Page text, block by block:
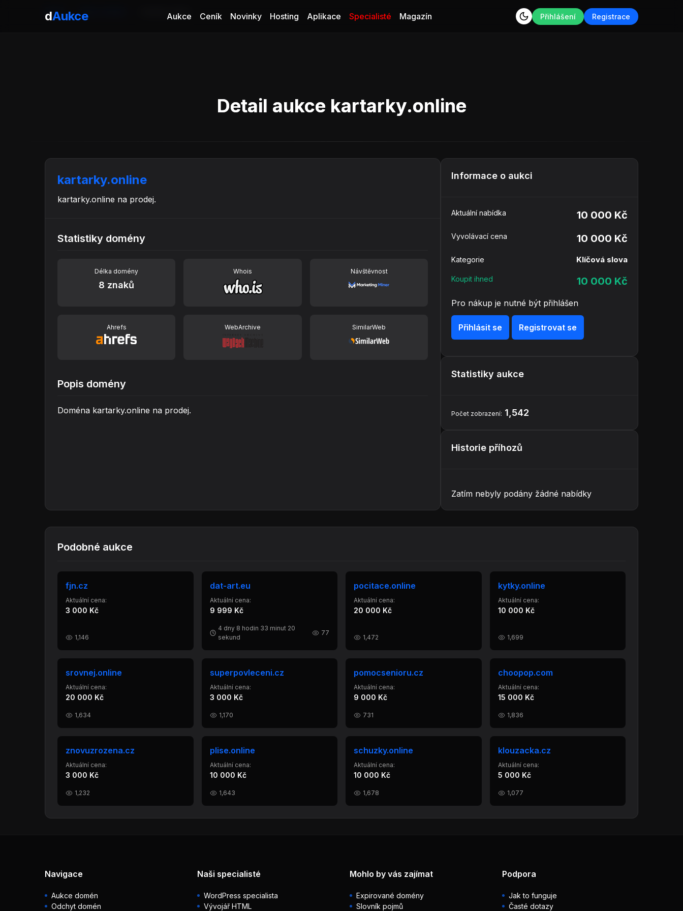
dAukce Aukce Ceník Novinky Hosting Aplikace Specialisté Magazín Přihlášení Registrace
Domů kartarky.online
Detail aukce kartarky.online
kartarky.online
kartarky.online na prodej.
Statistiky domény
Délka domény
8 znaků
Whois Návštěvnost
Ahrefs WebArchive SimilarWeb
Popis domény
Doména kartarky.online na prodej.
Informace o aukci
Aktuální nabídka 10 000 Kč
Vyvolávací cena 10 000 Kč
Kategorie Klíčová slova
Koupit ihned 10 000 Kč
Pro nákup je nutné být přihlášen
Přihlásit se Registrovat se
Statistiky aukce
Počet zobrazení: 1,542
Historie příhozů
Zatím nebyly podány žádné nabídky
Podobné aukce
fjn.cz
Aktuální cena:
3 000 Kč
1,146
dat-art.eu
Aktuální cena:
9 999 Kč
4 dny 8 hodin 33 minut 20
sekund
77
pocitace.online
Aktuální cena:
20 000 Kč
1,472
kytky.online
Aktuální cena:
10 000 Kč
1,699
srovnej.online
Aktuální cena:
20 000 Kč
1,634
superpovleceni.cz
Aktuální cena:
3 000 Kč
1,170
pomocsenioru.cz
Aktuální cena:
9 000 Kč
731
choopop.com
Aktuální cena:
15 000 Kč
1,836
znovuzrozena.cz
Aktuální cena:
3 000 Kč
1,232
plise.online
Aktuální cena:
10 000 Kč
1,643
schuzky.online
Aktuální cena:
10 000 Kč
1,678
klouzacka.cz
Aktuální cena:
5 000 Kč
1,077
Navigace
Aukce domén
Odchyt domén
Naši specialisté
WordPress specialista
Vývojář HTML
Mohlo by vás zajímat
Expirované domény
Slovník pojmů
Podpora
Jak to funguje
Časté dotazy